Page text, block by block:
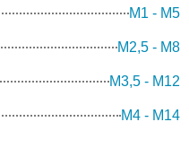
M1 - M5
M2,5 - M8
M3,5 - M12
M4 - M14